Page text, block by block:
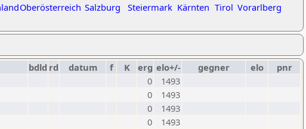
Oberösterreich Salzburg Steiermark Kärnten Tirol Vorarlberg
bdld rd datum f K erg elo+/- gegner elo
pnr
0
1493
0
1493
0
1493
0
1493